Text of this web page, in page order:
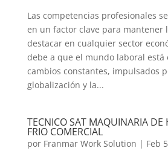
Las competencias profesionales
en un factor clave para mantener
destacar en cualquier sector
debe a que el mundo laboral
cambios constantes, impulsados
globalización y la...
TECNICO SAT MAQUINARIA DE
FRIO COMERCIAL
por Franmar Work Solution | Feb